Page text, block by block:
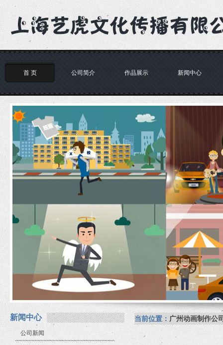
首 页 公司简介 作品展示 新闻中心
新闻中心
公司新闻
当前位置：广州动画制作公